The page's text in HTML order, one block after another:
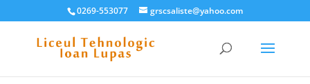
0269-553077 grscsaliste@yahoo.com